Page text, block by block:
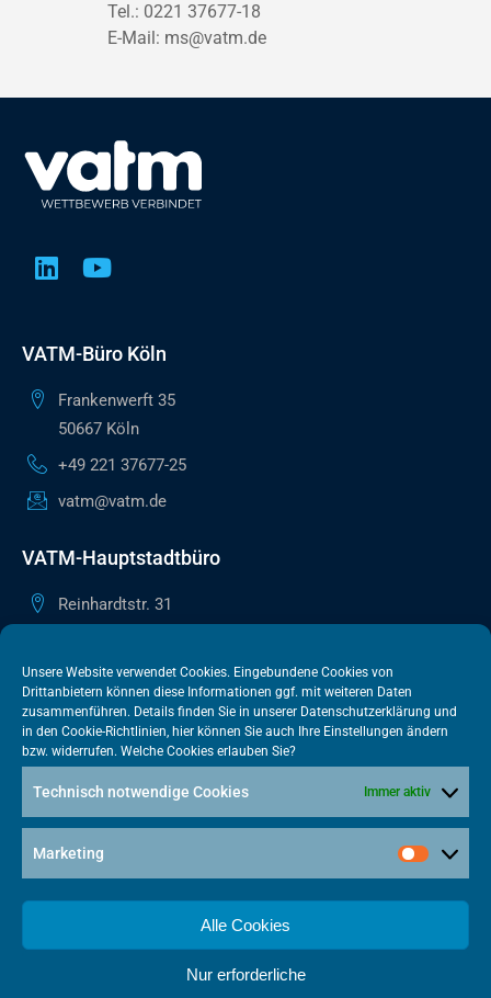
Unsere Website verwendet Cookies. Eingebundene Cookies von
Drittanbietern können diese Informationen ggf. mit weiteren Daten
zusammenführen. Details finden Sie in unserer Datenschutzerklärung und
in den Cookie-Richtlinien, hier können Sie auch Ihre Einstellungen ändern
bzw. widerrufen. Welche Cookies erlauben Sie?
Technisch notwendige Cookies Immer aktiv
Marketing
Alle Cookies
Nur erforderliche
Tel.: 0221 37677-18
E-Mail: ms@vatm.de
VATM-Büro Köln
Frankenwerft 35
50667 Köln
+49 221 37677-25
vatm@vatm.de
VATM-Hauptstadtbüro
Reinhardtstr. 31
+49 30 505615-38
berlin@vatm.de
VATM-Büro Brüssel